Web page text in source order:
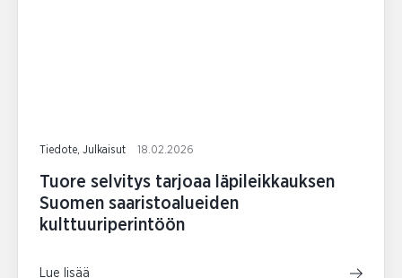
Tiedote, Julkaisut 18.02.2026
Tuore selvitys tarjoaa läpileikkauksen
Suomen saaristoalueiden
kulttuuriperintöön
Lue lisää